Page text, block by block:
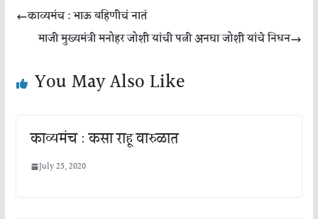
काव्यमंच : भाऊ बहिणीचं नातं
माजी मुख्यमंत्री मनोहर जोशी यांची पत्नी अनघा जोशी यांचे निधन
You May Also Like
काव्यमंच : कसा राहू वारुळात
July 25, 2020